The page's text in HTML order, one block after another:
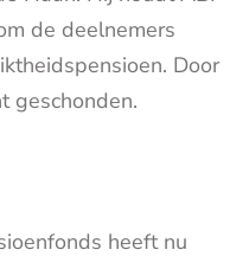
de deelnemers
Door
geschonden.
heeft nu